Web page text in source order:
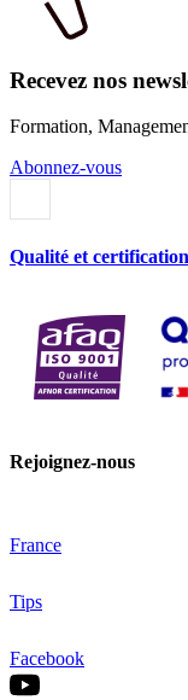
Recevez nos
Formation,
Abonnez-vous
Qualité et certification
Rejoignez-nous
France
Tips
Facebook